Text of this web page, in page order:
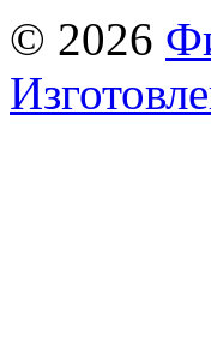
© 2026